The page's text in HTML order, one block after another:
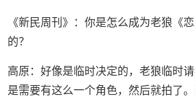
《新民周刊》：你是怎么成为老狼《
的？
高原：好像是临时决定的，老狼临时
是需要有这么一个角色，然后就拍了